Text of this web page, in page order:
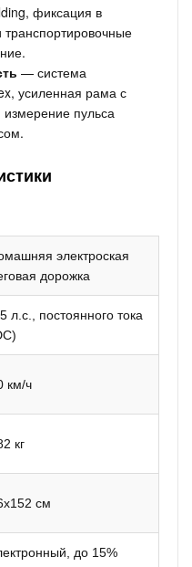
фиксация в
— система
усиленная рама с
пульса
электроская
дорожка
л.с., постоянного тока
км/ч
кг
см
до 15%